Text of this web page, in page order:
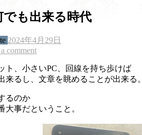
でも出来る時代
2024年4月29日
comment
ト、小さいPC、回線を持ち歩けば
来るし、文章を眺めることが出来る。
るのか
大事だということ。